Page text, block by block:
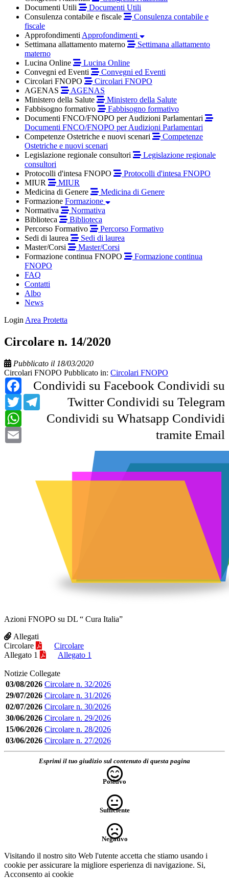
Documenti Utili
Documenti Utili
Consulenza contabile e fiscale
Consulenza contabile e
fiscale
Approfondimenti Approfondimenti
Settimana allattamento materno
Settimana allattamento
materno
Lucina Online
Lucina Online
Convegni ed Eventi
Convegni ed Eventi
Circolari FNOPO
Circolari FNOPO
AGENAS
AGENAS
Ministero della Salute
Ministero della Salute
Fabbisogno formativo
Fabbisogno formativo
Documenti FNCO/FNOPO per Audizioni Parlamentari
Documenti FNCO/FNOPO per Audizioni Parlamentari
Competenze Ostetriche e nuovi scenari
Competenze
Ostetriche e nuovi scenari
Legislazione regionale consultori
Legislazione regionale
consultori
Protocolli d'intesa FNOPO
Protocolli d'intesa FNOPO
MIUR
MIUR
Medicina di Genere
Medicina di Genere
Formazione Formazione
Normativa
Normativa
Biblioteca
Biblioteca
Percorso Formativo
Percorso Formativo
Sedi di laurea
Sedi di laurea
Master/Corsi
Master/Corsi
Formazione continua FNOPO
Formazione continua
FNOPO
FAQ
Contatti
Albo
News
Login Area Protetta
Circolare n. 14/2020
Pubblicato il 18/03/2020
Circolari FNOPO Pubblicato in: Circolari FNOPO
Condividi su Facebook
Facebook
Condividi su
Twitter
Twitter Condividi su Telegram
Telegram
Condividi su Whatsapp
WhatsApp
Condividi
tramite Email
Azioni FNOPO su DL “ Cura Italia”
Allegati
Circolare
Circolare
Allegato 1
Allegato 1
Notizie Collegate
03/08/2026 Circolare n. 32/2026
29/07/2026 Circolare n. 31/2026
02/07/2026 Circolare n. 30/2026
30/06/2026 Circolare n. 29/2026
15/06/2026 Circolare n. 28/2026
03/06/2026 Circolare n. 27/2026
Esprimi il tuo giudizio sul contenuto di questa pagina
Positivo
Sufficiente
Negativo
Visitando il nostro sito Web l'utente accetta che stiamo usando i
cookie per assicurare la migliore esperienza di navigazione. Si,
Acconsento ai cookie